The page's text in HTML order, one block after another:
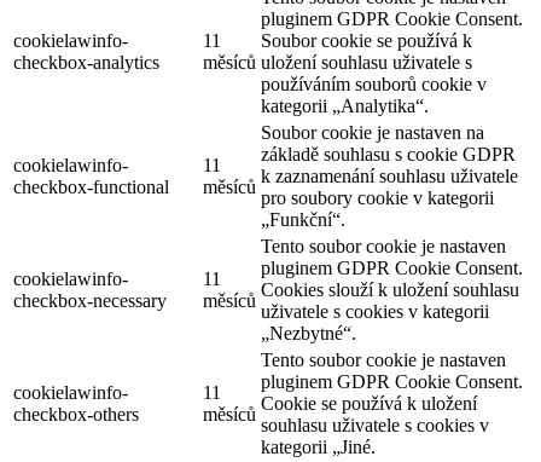
cookielawinfo-
checkbox-analytics
11
měsíců
pluginem GDPR Cookie Consent.
Soubor cookie se používá k
uložení souhlasu uživatele s
používáním souborů cookie v
kategorii „Analytika“.
cookielawinfo-
checkbox-functional
11
měsíců
Soubor cookie je nastaven na
základě souhlasu s cookie GDPR
k zaznamenání souhlasu uživatele
pro soubory cookie v kategorii
„Funkční“.
cookielawinfo-
checkbox-necessary
11
měsíců
Tento soubor cookie je nastaven
pluginem GDPR Cookie Consent.
Cookies slouží k uložení souhlasu
uživatele s cookies v kategorii
„Nezbytné“.
cookielawinfo-
checkbox-others
11
měsíců
Tento soubor cookie je nastaven
pluginem GDPR Cookie Consent.
Cookie se používá k uložení
souhlasu uživatele s cookies v
kategorii „Jiné.